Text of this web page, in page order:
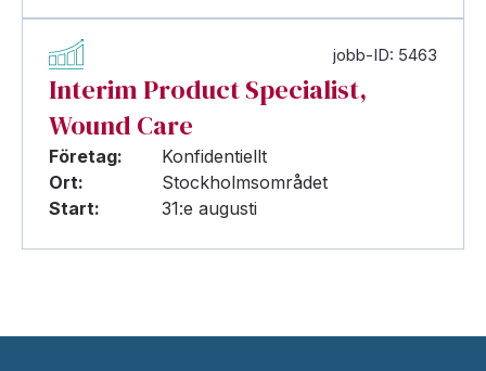
jobb-ID: 5463
Interim Product Specialist,
Wound Care
Företag:
Konfidentiellt
Ort:
Stockholmsområdet
Start:
31:e augusti